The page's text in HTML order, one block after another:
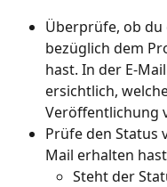
Überprüfe, ob du
bezüglich dem
hast. In der E-
ersichtlich,
Veröffentlichung
Prüfe den Status
Mail erhalten
Steht der